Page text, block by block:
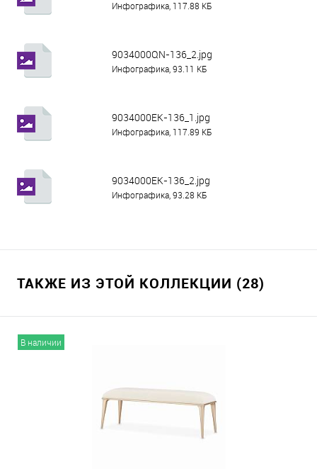
Инфографика, 117.88 КБ
9034000QN-136_2.jpg
Инфографика, 93.11 КБ
9034000EK-136_1.jpg
Инфографика, 117.89 КБ
9034000EK-136_2.jpg
Инфографика, 93.28 КБ
ТАКЖЕ ИЗ ЭТОЙ КОЛЛЕКЦИИ (28)
В наличии